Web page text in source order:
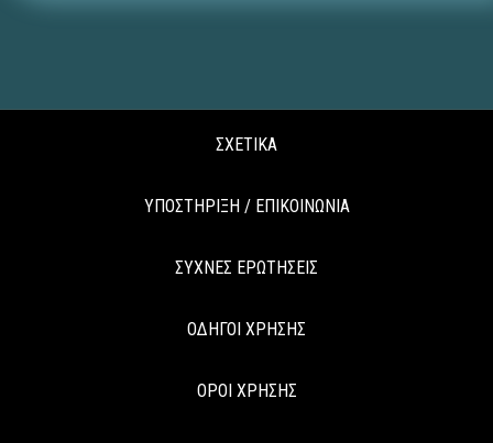
ΣΧΕΤΙΚΑ
ΥΠΟΣΤΗΡΙΞΗ / ΕΠΙΚΟΙΝΩΝΙΑ
ΣΥΧΝΕΣ ΕΡΩΤΗΣΕΙΣ
ΟΔΗΓΟΙ ΧΡΗΣΗΣ
ΟΡΟΙ ΧΡΗΣΗΣ